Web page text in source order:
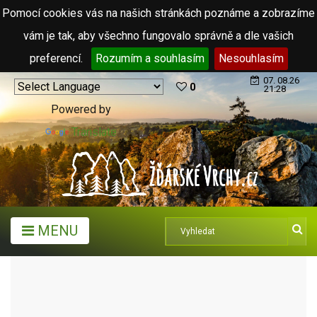
Pomocí cookies vás na našich stránkách poznáme a zobrazíme
vám je tak, aby všechno fungovalo správně a dle vašich
preferencí.
Rozumím a souhlasím Nesouhlasím
Powered by
Translate
0
07. 08.26
21:28
MENU